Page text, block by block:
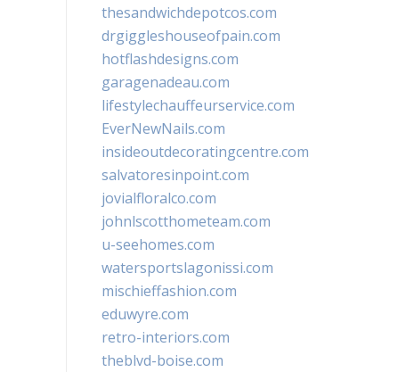
thesandwichdepotcos.com
drgiggleshouseofpain.com
hotflashdesigns.com
garagenadeau.com
lifestylechauffeurservice.com
EverNewNails.com
insideoutdecoratingcentre.com
salvatoresinpoint.com
jovialfloralco.com
johnlscotthometeam.com
u-seehomes.com
watersportslagonissi.com
mischieffashion.com
eduwyre.com
retro-interiors.com
theblvd-boise.com